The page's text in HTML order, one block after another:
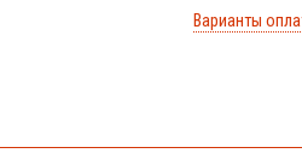
Варианты